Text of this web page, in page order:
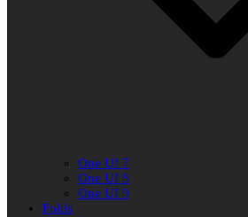
One UI 7
One UI 8
One UI 9
Folds